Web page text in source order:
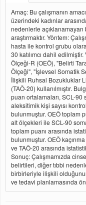
Amaç: Bu çalışmanın
üzerindeki kadınlar
nedenlerle
araştırmaktır. Yöntem:
hasta ile kontrol grubu
30 katılımcı dahil
Ölçeği-R (OEÖ), "Belirti
Ölçeği", "İşlevsel Somatik
İlişkili Ruhsal Bozukluklar
(TAÖ-20) kullanılmıştır.
puan ortalamaları, SCL-
aleksitimik kişi sayısı
bulunmuştur. OEÖ toplam
alt ölçekleri ile SCL-90
toplam puanı arasında
bulunmuştur. OEÖ
ve TAÖ-20 arasında
Sonuç: Çalışmamızda
belirtileri, diğer tıbbi
birbirleriyle ilişkili
ve tedavi planlamasında